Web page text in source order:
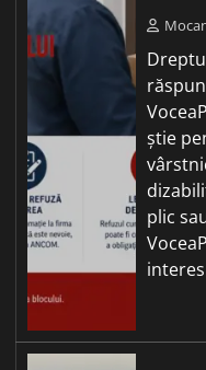
știe
plic